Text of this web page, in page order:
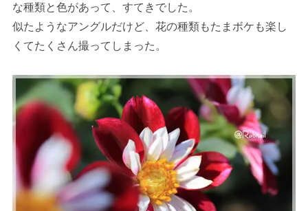
な種類と色があって、すてきでした。
似たようなアングルだけど、花の種類もたまボケも楽し
くてたくさん撮ってしまった。